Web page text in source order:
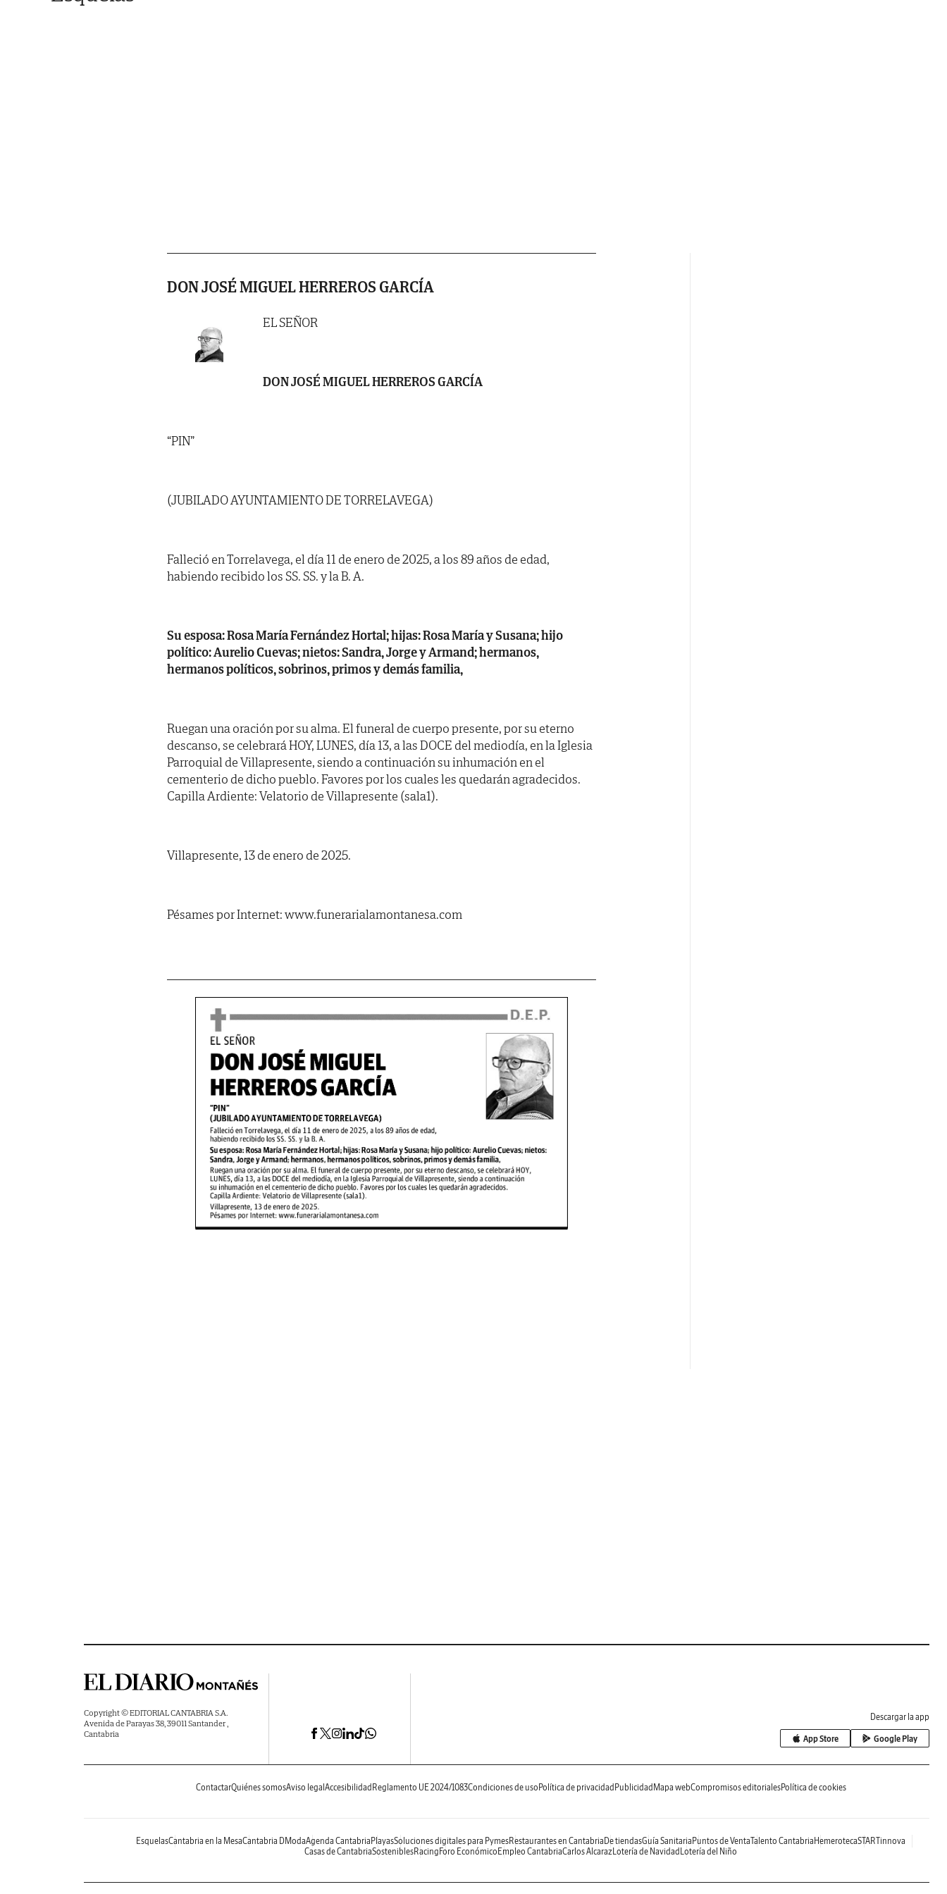
DON JOSÉ MIGUEL HERREROS GARCÍA
EL SEÑOR
DON JOSÉ MIGUEL HERREROS GARCÍA
“PIN”
(JUBILADO AYUNTAMIENTO DE TORRELAVEGA)
Falleció en Torrelavega, el día 11 de enero de 2025, a los 89 años de edad,
habiendo recibido los SS. SS. y la B. A.
Su esposa: Rosa María Fernández Hortal; hijas: Rosa María y Susana; hijo
político: Aurelio Cuevas; nietos: Sandra, Jorge y Armand; hermanos,
hermanos políticos, sobrinos, primos y demás familia,
Ruegan una oración por su alma. El funeral de cuerpo presente, por su eterno
descanso, se celebrará HOY, LUNES, día 13, a las DOCE del mediodía, en la Iglesia
Parroquial de Villapresente, siendo a continuación su inhumación en el
cementerio de dicho pueblo. Favores por los cuales les quedarán agradecidos.
Capilla Ardiente: Velatorio de Villapresente (sala1).
Villapresente, 13 de enero de 2025.
Pésames por Internet: www.funerarialamontanesa.com
Copyright © EDITORIAL CANTABRIA S.A.
Avenida de Parayas 38, 39011 Santander ,
Cantabria
Descargar la app
App Store Google Play
ContactarQuiénes somosAviso legal Accesibilidad Reglamento UE 2024/1083Condiciones de uso Política de privacidad Publicidad Mapa webCompromisos editorialesPolítica de cookies
EsquelasCantabria en la MesaCantabria DModaAgenda Cantabria PlayasSoluciones digitales para PymesRestaurantes en Cantabria De tiendasGuía Sanitaria Puntos de VentaTalento Cantabria HemerotecaSTARTinnova
Casas de CantabriaSosteniblesRacing Foro Económico Empleo CantabriaCarlos AlcarazLotería de Navidad Lotería del Niño